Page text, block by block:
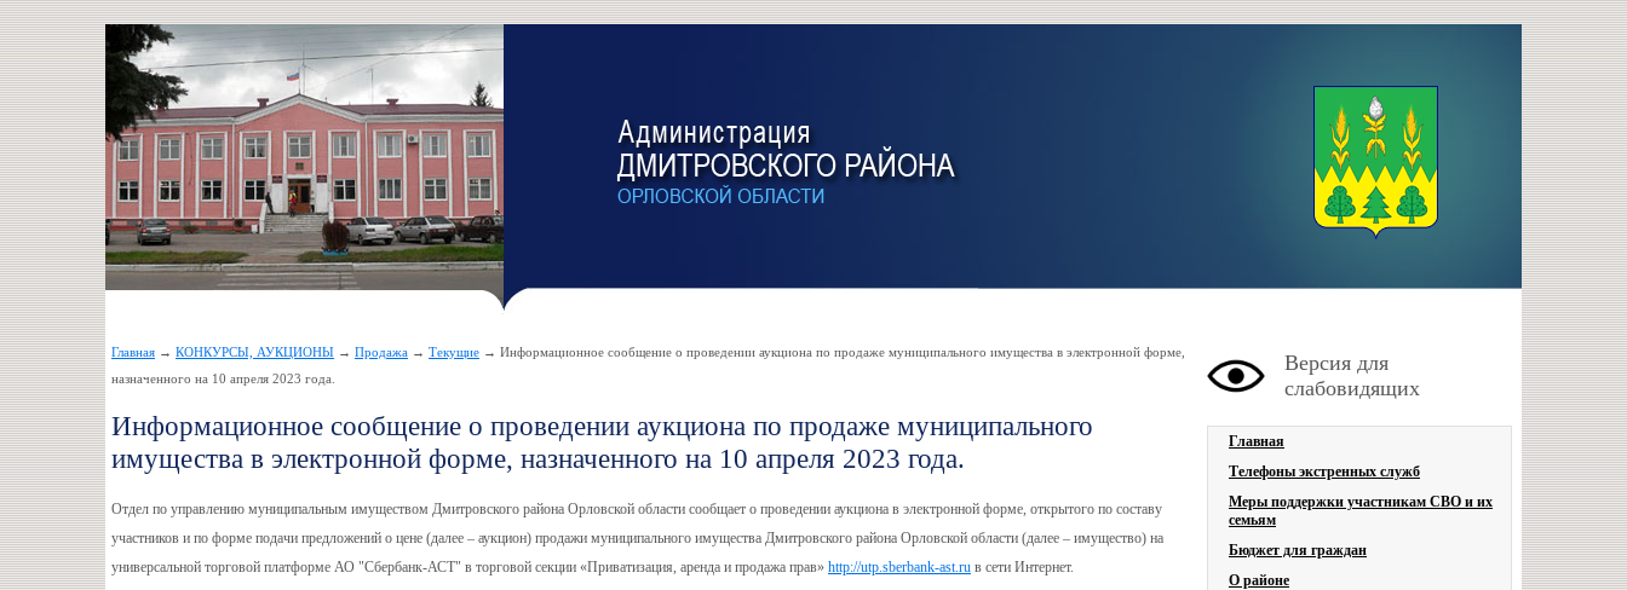
Главная → КОНКУРСЫ, АУКЦИОНЫ → Продажа → Текущие → Информационное сообщение о проведении аукциона по продаже муниципального имущества в электронной форме,
назначенного на 10 апреля 2023 года.
Информационное сообщение о проведении аукциона по продаже муниципального
имущества в электронной форме, назначенного на 10 апреля 2023 года.
Отдел по управлению муниципальным имуществом Дмитровского района Орловской области сообщает о проведении аукциона в электронной форме, открытого по составу
участников и по форме подачи предложений о цене (далее – аукцион) продажи муниципального имущества Дмитровского района Орловской области (далее – имущество) на
универсальной торговой платформе АО "Сбербанк-АСТ" в торговой секции «Приватизация, аренда и продажа прав» http://utp.sberbank-ast.ru в сети Интернет.
Версия для
слабовидящих
Главная
Телефоны экстренных служб
Меры поддержки участникам СВО и их
семьям
Бюджет для граждан
О районе